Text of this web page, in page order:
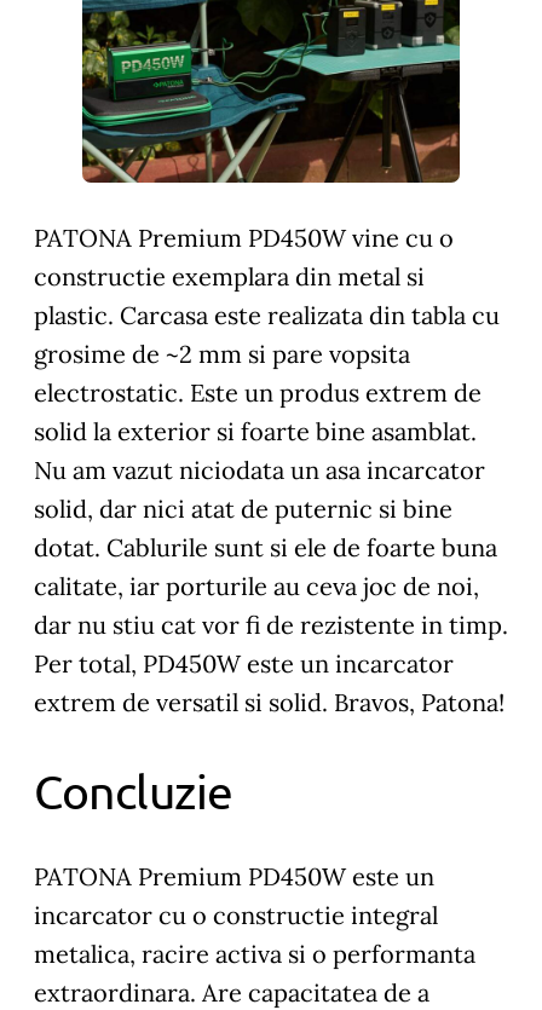
PATONA Premium PD450W vine cu o
constructie exemplara din metal si
plastic. Carcasa este realizata din tabla cu
grosime de ~2 mm si pare vopsita
electrostatic. Este un produs extrem de
solid la exterior si foarte bine asamblat.
Nu am vazut niciodata un asa incarcator
solid, dar nici atat de puternic si bine
dotat. Cablurile sunt si ele de foarte buna
calitate, iar porturile au ceva joc de noi,
dar nu stiu cat vor fi de rezistente in timp.
Per total, PD450W este un incarcator
extrem de versatil si solid. Bravos, Patona!
Concluzie
PATONA Premium PD450W este un
incarcator cu o constructie integral
metalica, racire activa si o performanta
extraordinara. Are capacitatea de a